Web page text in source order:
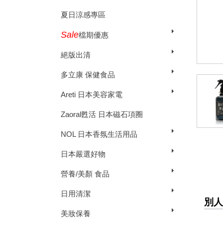
夏日涼感專區
Sale檔期優惠
絕版出清
多立康 保健食品
Areti 日本美容家電
Zaoral甦活 日本磁石項圈
NOL 日本香氛生活用品
日本嚴選好物
營養/美顏 食品
日用清潔
美妝保養
別